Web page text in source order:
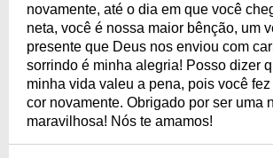
novamente, até o dia em que você
neta, você é nossa maior bênção, um
presente que Deus nos enviou com
sorrindo é minha alegria! Posso dizer
minha vida valeu a pena, pois você
cor novamente. Obrigado por ser uma
maravilhosa! Nós te amamos!